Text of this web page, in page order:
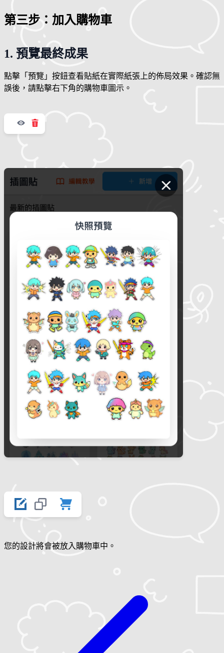
第三步：加入購物車
1. 預覽最終成果
點擊「預覽」按鈕查看貼紙在實際紙張上的佈局效果。確認無
誤後，請點擊右下角的購物車圖示。
您的設計將會被放入購物車中。